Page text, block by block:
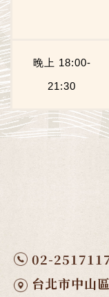
晚上 18:00-
21:30
02-
台北市中山